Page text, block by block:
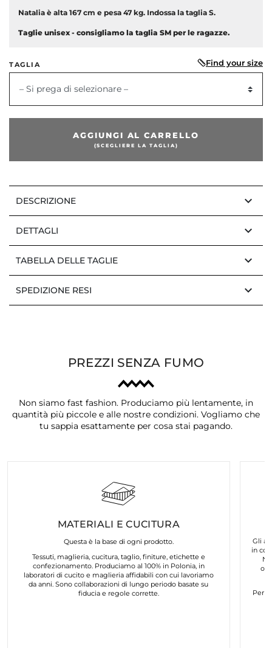
Natalia è alta 167 cm e pesa 47 kg. Indossa la taglia S.
Taglie unisex - consigliamo la taglia SM per le ragazze.
TAGLIA Find your size
– Si prega di selezionare –
AGGIUNGI AL CARRELLO
(SCEGLIERE LA TAGLIA)
DESCRIZIONE keyboard_arrow_down
DETTAGLI keyboard_arrow_down
TABELLA DELLE TAGLIE keyboard_arrow_down
SPEDIZIONE RESI keyboard_arrow_down
PREZZI SENZA FUMO
Non siamo fast fashion. Produciamo più lentamente, in
quantità più piccole e alle nostre condizioni. Vogliamo che
tu sappia esattamente per cosa stai pagando.
MATERIALI E CUCITURA
Questa è la base di ogni prodotto.
Tessuti, maglieria, cucitura, taglio, finiture, etichette e
confezionamento. Produciamo al 100% in Polonia, in
laboratori di cucito e maglieria affidabili con cui lavoriamo
da anni. Sono collaborazioni di lungo periodo basate su
fiducia e regole corrette.
Gli
in
Per